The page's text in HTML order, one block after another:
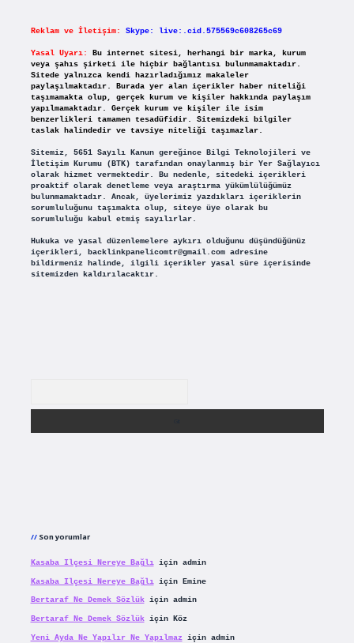
Reklam ve İletişim: Skype: live:.cid.575569c608265c69
Yasal Uyarı:
Bu internet sitesi, herhangi bir marka, kurum
veya şahıs şirketi ile hiçbir bağlantısı bulunmamaktadır.
Sitede yalnızca kendi hazırladığımız makaleler
paylaşılmaktadır. Burada yer alan içerikler haber niteliği
taşımamakta olup, gerçek kurum ve kişiler hakkında paylaşım
yapılmamaktadır. Gerçek kurum ve kişiler ile isim
benzerlikleri tamamen tesadüfidir. Sitemizdeki bilgiler
taslak halindedir ve tavsiye niteliği taşımazlar.
Sitemiz, 5651 Sayılı Kanun gereğince Bilgi Teknolojileri ve
İletişim Kurumu (BTK) tarafından onaylanmış bir Yer Sağlayıcı
olarak hizmet vermektedir. Bu nedenle, sitedeki içerikleri
proaktif olarak denetleme veya araştırma yükümlülüğümüz
bulunmamaktadır. Ancak, üyelerimiz yazdıkları içeriklerin
sorumluluğunu taşımakta olup, siteye üye olarak bu
sorumluluğu kabul etmiş sayılırlar.
Hukuka ve yasal düzenlemelere aykırı olduğunu düşündüğünüz
içerikleri, backlinkpanelicomtr@gmail.comadresine
bildirmeniz halinde, ilgili içerikler yasal süre içerisinde
sitemizden kaldırılacaktır.
Son yorumlar
Kasaba Ilçesi Nereye Bağlıiçin admin
Kasaba Ilçesi Nereye Bağlıiçin Emine
Bertaraf Ne Demek Sözlükiçin admin
Bertaraf Ne Demek Sözlükiçin Köz
Yeni Ayda Ne Yapılır Ne Yapılmaziçin admin